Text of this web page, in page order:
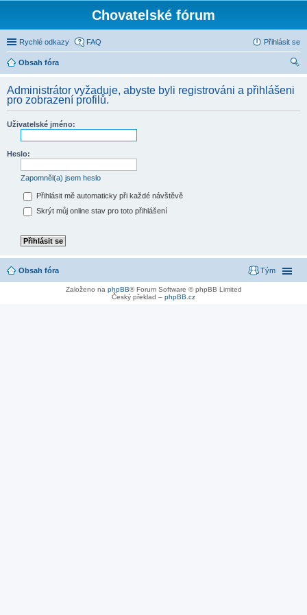
Chovatelské fórum
Rychlé odkazy FAQ Přihlásit se
Obsah fóra
Administrátor vyžaduje, abyste byli registrováni a přihlášeni
pro zobrazení profilů.
Uživatelské jméno:
Heslo:
Zapomněl(a) jsem heslo
Přihlásit mě automaticky při každé návštěvě
Skrýt můj online stav pro toto přihlášení
Obsah fóra Tým
Založeno na phpBB® Forum Software © phpBB Limited
Český překlad – phpBB.cz